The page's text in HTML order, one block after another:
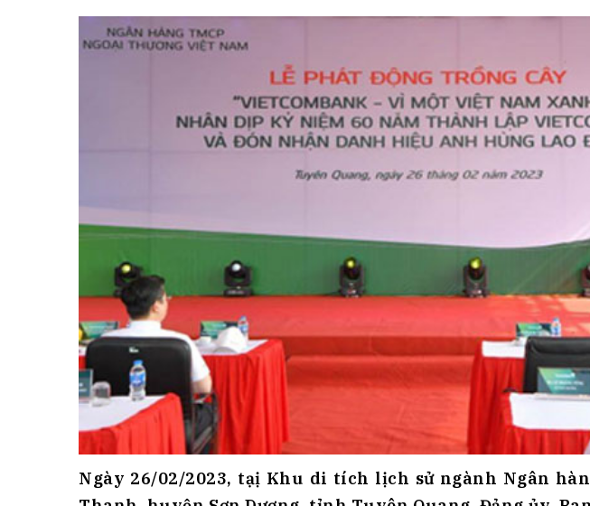
Cơ hội việc làm
Tra cứu văn bản
ĐẤU GIÁ TÀI SẢN
Ngày 26/02/2023, tạị Khu di tích lịch sử ngành Ngân